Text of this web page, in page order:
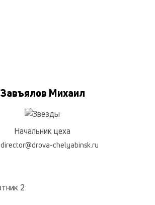
Завъялов Михаил
Начальник цеха
director@drova-chelyabinsk.ru